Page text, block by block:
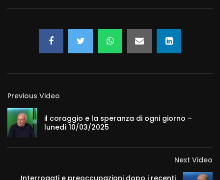
Previous Video
il coraggio e la speranza di ogni giorno –
lunedì 10/03/2025
Next Video